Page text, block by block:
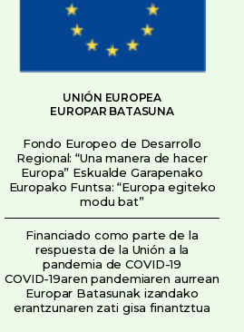
UNIÓN EUROPEA
EUROPAR BATASUNA
Fondo Europeo de Desarrollo
Regional: “Una manera de hacer
Europa” Eskualde Garapenako
Europako Funtsa: “Europa egiteko
modu bat”
Financiado como parte de la
respuesta de la Unión a la
pandemia de COVID-19
COVID-19aren pandemiaren aurrean
Europar Batasunak izandako
erantzunaren zati gisa finantztua